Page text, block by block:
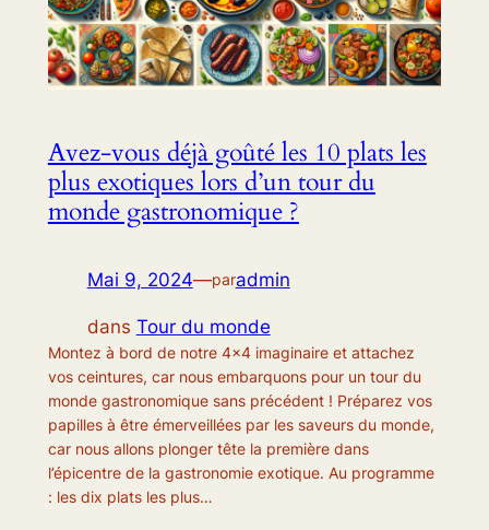
Avez-vous déjà goûté les 10 plats les
plus exotiques lors d’un tour du
monde gastronomique ?
Mai 9, 2024—paradmin
dans Tour du monde
Montez à bord de notre 4×4 imaginaire et attachez
vos ceintures, car nous embarquons pour un tour du
monde gastronomique sans précédent ! Préparez vos
papilles à être émerveillées par les saveurs du monde,
car nous allons plonger tête la première dans
l’épicentre de la gastronomie exotique. Au programme
: les dix plats les plus…